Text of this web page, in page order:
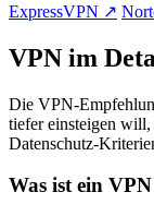
ExpressVPN ↗
VPN im
Die VPN-
tiefer einsteigen
Datenschutz-
Was ist ein